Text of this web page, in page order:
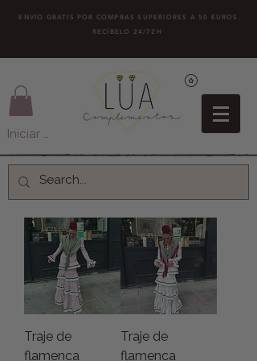
ENVÍO GRATIS POR COMPRAS SUPERIORES A 50 EUROS.
RECÍBELO 24/72H
Iniciar sesión
Traje de
flamenca
Traje de
flamenca